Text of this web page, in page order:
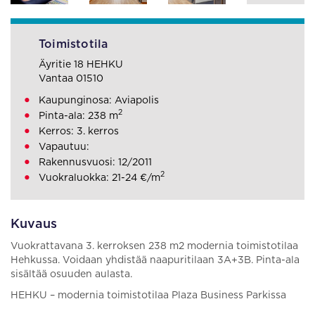
Kuvaus
Vuokrattavana 3. kerroksen 238 m2 modernia toimistotilaa
Hehkussa. Voidaan yhdistää naapuritilaan 3A+3B. Pinta-ala
sisältää osuuden aulasta.
HEHKU – modernia toimistotilaa Plaza Business Parkissa
Toimistotila
Äyritie 18 HEHKU
Vantaa 01510
Kaupunginosa: Aviapolis
Pinta-ala: 238 m2
Kerros: 3. kerros
Vapautuu:
Rakennusvuosi: 12/2011
Vuokraluokka: 21-24 €/m2